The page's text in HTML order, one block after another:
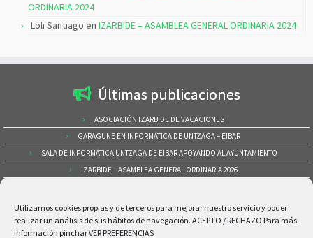
Utilizamos cookies propias y de terceros para mejorar nuestro servicio y poder
realizar un análisis de sus hábitos de navegación. ACEPTO / RECHAZO Para más
información pinchar VER PREFERENCIAS
ORDINARIA 2024
Loli Santiago en IZARBIDE – ASAMBLEA GENERAL ORDINARIA 2024
Últimas publicaciones
ASOCIACIÓN IZARBIDE DE VACACIONES
GARAGUNE EN INFORMÁTICA DE UNTZAGA – EIBAR
SALA DE INFORMÁTICA UNTZAGA DE EIBAR APOYANDO AL AYUNTAMIENTO
IZARBIDE – ASAMBLEA GENERAL ORDINARIA 2026
Buscar por categorías
Buscar